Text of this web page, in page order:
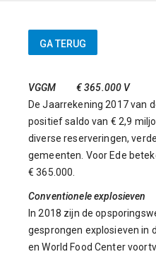
VGGM € 365.000 V
De Jaarrekening 2017 van
positief saldo van € 2,9
diverse reserveringen,
gemeenten. Voor Ede
€ 365.000.
Conventionele
In 2018 zijn de
gesprongen explosieven in
en World Food Center